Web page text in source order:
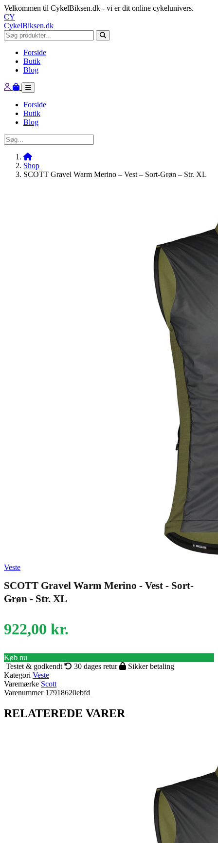
Velkommen til CykelBiksen.dk - vi er dit online cykelunivers.
CY
CykelBiksen.dk
Forside
Butik
Blog
Forside
Butik
Blog
Shop
SCOTT Gravel Warm Merino – Vest – Sort-Grøn – Str. XL
Veste
SCOTT Gravel Warm Merino - Vest - Sort-
Grøn - Str. XL
922,00 kr.
Køb nu
Testet & godkendt
30 dages retur
Sikker betaling
Kategori Veste
Varemærke Scott
Varenummer 17918620ebfd
RELATEREDE VARER